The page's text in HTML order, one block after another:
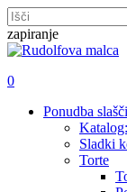
Skip
to
main
zapiranje
Zapri
išči
account
0
Ponudba
Sladki
Torte